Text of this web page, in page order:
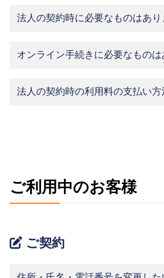
法人の契約時に必要なものはあり
オンライン手続きに必要なもの
法人の契約時の利用料の支払い方
ご利用中のお客様
ご契約